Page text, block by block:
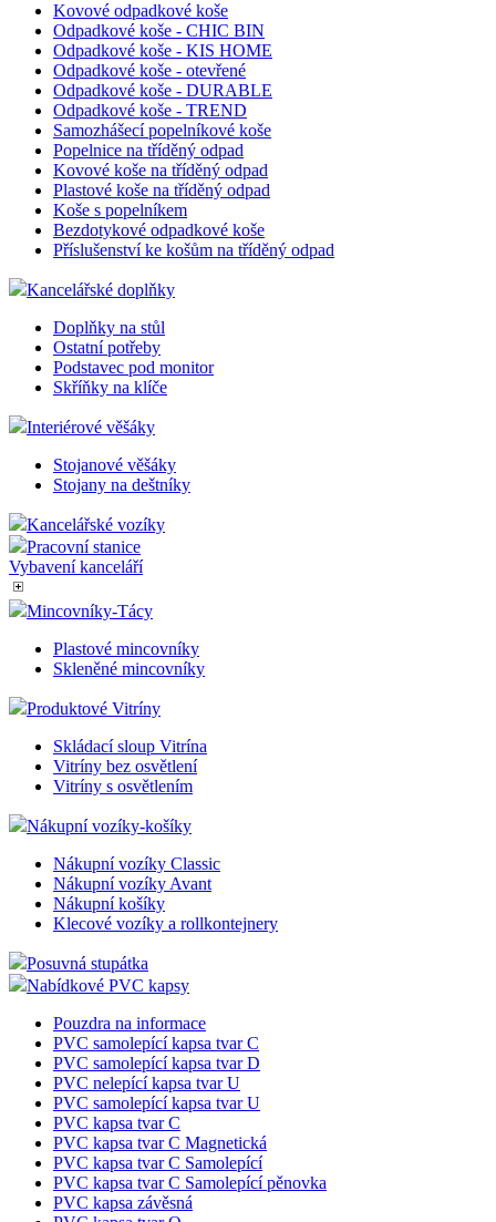
Kovové odpadkové koše
Odpadkové koše - CHIC BIN
Odpadkové koše - KIS HOME
Odpadkové koše - otevřené
Odpadkové koše - DURABLE
Odpadkové koše - TREND
Samozhášecí popelníkové koše
Popelnice na tříděný odpad
Kovové koše na tříděný odpad
Plastové koše na tříděný odpad
Koše s popelníkem
Bezdotykové odpadkové koše
Příslušenství ke košům na tříděný odpad
Kancelářské doplňky
Doplňky na stůl
Ostatní potřeby
Podstavec pod monitor
Skříňky na klíče
Interiérové věšáky
Stojanové věšáky
Stojany na deštníky
Kancelářské vozíky
Pracovní stanice
Vybavení kanceláří
Mincovníky-Tácy
Plastové mincovníky
Skleněné mincovníky
Produktové Vitríny
Skládací sloup Vitrína
Vitríny bez osvětlení
Vitríny s osvětlením
Nákupní vozíky-košíky
Nákupní vozíky Classic
Nákupní vozíky Avant
Nákupní košíky
Klecové vozíky a rollkontejnery
Posuvná stupátka
Nabídkové PVC kapsy
Pouzdra na informace
PVC samolepící kapsa tvar C
PVC samolepící kapsa tvar D
PVC nelepící kapsa tvar U
PVC samolepící kapsa tvar U
PVC kapsa tvar C
PVC kapsa tvar C Magnetická
PVC kapsa tvar C Samolepící
PVC kapsa tvar C Samolepící pěnovka
PVC kapsa závěsná